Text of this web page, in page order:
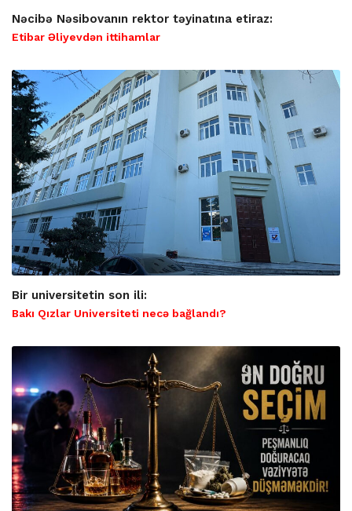
Nəcibə Nəsibovanın rektor təyinatına etiraz:
Etibar Əliyevdən ittihamlar
Bir universitetin son ili:
Bakı Qızlar Universiteti necə bağlandı?